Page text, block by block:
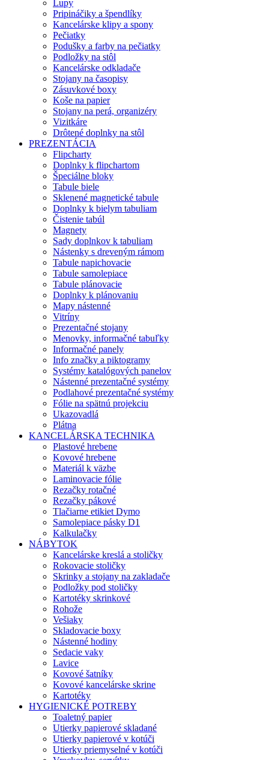
Lupy
Pripináčiky a špendlíky
Kancelárske klipy a spony
Pečiatky
Podušky a farby na pečiatky
Podložky na stôl
Kancelárske odkladače
Stojany na časopisy
Zásuvkové boxy
Koše na papier
Stojany na perá, organizéry
Vizitkáre
Drôtené doplnky na stôl
PREZENTÁCIA
Flipcharty
Doplnky k flipchartom
Špeciálne bloky
Tabule biele
Sklenené magnetické tabule
Doplnky k bielym tabuliam
Čistenie tabúl
Magnety
Sady doplnkov k tabuliam
Nástenky s dreveným rámom
Tabule napichovacie
Tabule samolepiace
Tabule plánovacie
Doplnky k plánovaniu
Mapy nástenné
Vitríny
Prezentačné stojany
Menovky, informačné tabuľky
Informačné panely
Info značky a piktogramy
Systémy katalógových panelov
Nástenné prezentačné systémy
Podlahové prezentačné systémy
Fólie na spätnú projekciu
Ukazovadlá
Plátna
KANCELÁRSKA TECHNIKA
Plastové hrebene
Kovové hrebene
Materiál k väzbe
Laminovacie fólie
Rezačky rotačné
Rezačky pákové
Tlačiarne etikiet Dymo
Samolepiace pásky D1
Kalkulačky
NÁBYTOK
Kancelárske kreslá a stoličky
Rokovacie stoličky
Skrinky a stojany na zakladače
Podložky pod stoličky
Kartotéky skrinkové
Rohože
Vešiaky
Skladovacie boxy
Nástenné hodiny
Sedacie vaky
Lavice
Kovové šatníky
Kovové kancelárske skrine
Kartotéky
HYGIENICKÉ POTREBY
Toaletný papier
Utierky papierové skladané
Utierky papierové v kotúči
Utierky priemyselné v kotúči